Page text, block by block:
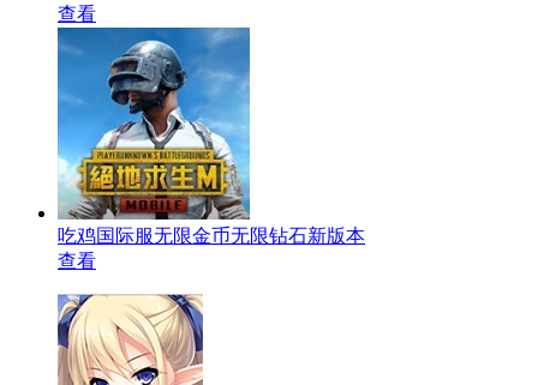
查看
吃鸡国际服无限金币无限钻石新版本
查看